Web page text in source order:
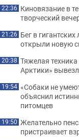
22:36 Киновязание в
творческий
21:26 Бег в
открыли новую
20:38 Тяжелая
Арктики»
19:54 «Собаки не
объяснил
питомцев
19:50 Желательно
пристраивает